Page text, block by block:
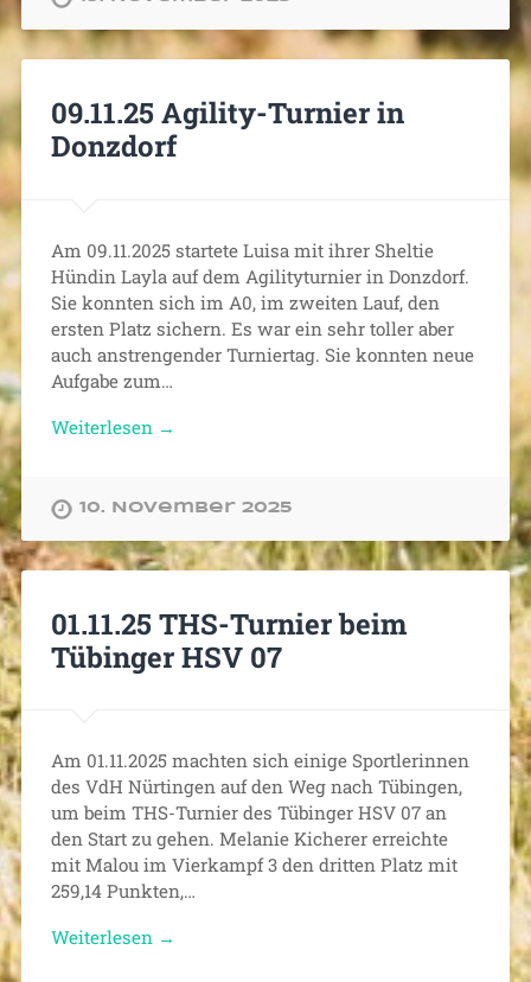
09.11.25 Agility-Turnier in
Donzdorf
Am 09.11.2025 startete Luisa mit ihrer Sheltie
Hündin Layla auf dem Agilityturnier in Donzdorf.
Sie konnten sich im A0, im zweiten Lauf, den
ersten Platz sichern. Es war ein sehr toller aber
auch anstrengender Turniertag. Sie konnten neue
Aufgabe zum…
Weiterlesen →
10. November 2025
01.11.25 THS-Turnier beim
Tübinger HSV 07
Am 01.11.2025 machten sich einige Sportlerinnen
des VdH Nürtingen auf den Weg nach Tübingen,
um beim THS-Turnier des Tübinger HSV 07 an
den Start zu gehen. Melanie Kicherer erreichte
mit Malou im Vierkampf 3 den dritten Platz mit
259,14 Punkten,…
Weiterlesen →